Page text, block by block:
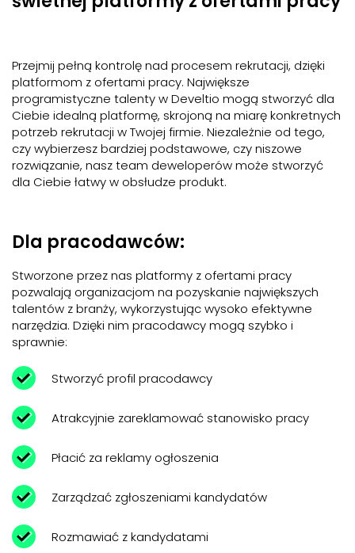
Przejmij pełną kontrolę nad procesem rekrutacji, dzięki
platformom z ofertami pracy. Największe
programistyczne talenty w Develtio mogą stworzyć dla
Ciebie idealną platformę, skrojoną na miarę konkretnych
potrzeb rekrutacji w Twojej firmie. Niezależnie od tego,
czy wybierzesz bardziej podstawowe, czy niszowe
rozwiązanie, nasz team deweloperów może stworzyć
dla Ciebie łatwy w obsłudze produkt.
Dla pracodawców:
Stworzone przez nas platformy z ofertami pracy
pozwalają organizacjom na pozyskanie największych
talentów z branży, wykorzystując wysoko efektywne
narzędzia. Dzięki nim pracodawcy mogą szybko i
sprawnie:
Stworzyć profil pracodawcy
Atrakcyjnie zareklamować stanowisko pracy
Płacić za reklamy ogłoszenia
Zarządzać zgłoszeniami kandydatów
Rozmawiać z kandydatami